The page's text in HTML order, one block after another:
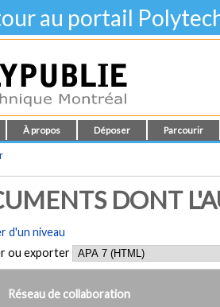
au portail
À propos Déposer Parcourir
DONT
d'un niveau
ou exporter
Réseau de collaboration